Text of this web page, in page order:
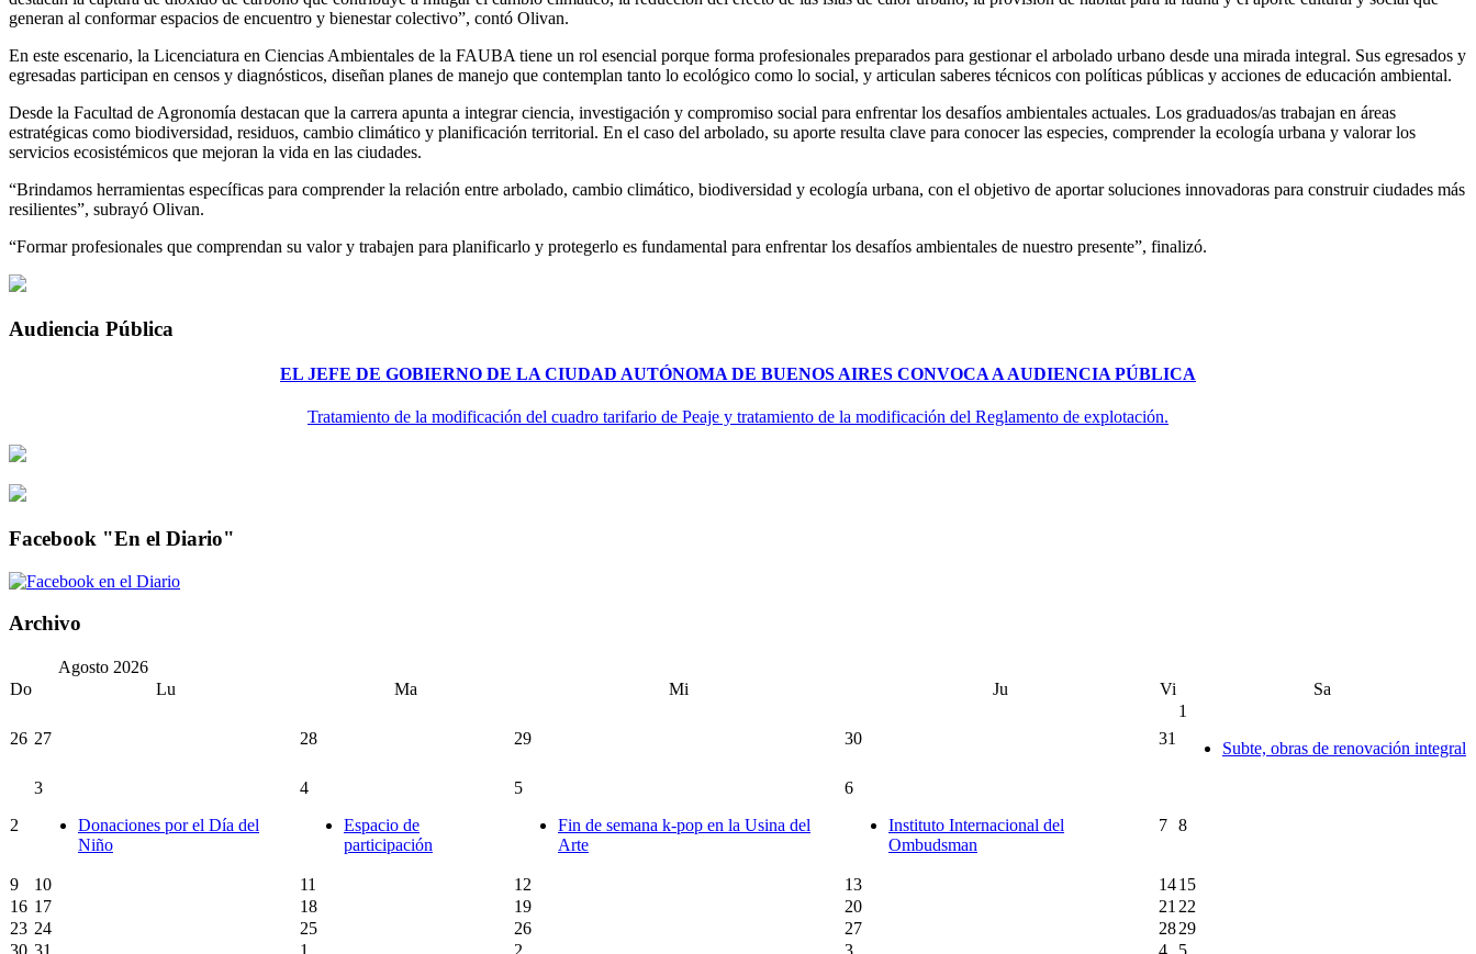
generan al conformar espacios de encuentro y bienestar colectivo”, contó Olivan.
En este escenario, la Licenciatura en Ciencias Ambientales de la FAUBA tiene un rol esencial porque forma profesionales preparados para gestionar el arbolado urbano desde una mirada integral. Sus egresados y
egresadas participan en censos y diagnósticos, diseñan planes de manejo que contemplan tanto lo ecológico como lo social, y articulan saberes técnicos con políticas públicas y acciones de educación ambiental.
Desde la Facultad de Agronomía destacan que la carrera apunta a integrar ciencia, investigación y compromiso social para enfrentar los desafíos ambientales actuales. Los graduados/as trabajan en áreas
estratégicas como biodiversidad, residuos, cambio climático y planificación territorial. En el caso del arbolado, su aporte resulta clave para conocer las especies, comprender la ecología urbana y valorar los
servicios ecosistémicos que mejoran la vida en las ciudades.
“Brindamos herramientas específicas para comprender la relación entre arbolado, cambio climático, biodiversidad y ecología urbana, con el objetivo de aportar soluciones innovadoras para construir ciudades más
resilientes”, subrayó Olivan.
“Formar profesionales que comprendan su valor y trabajen para planificarlo y protegerlo es fundamental para enfrentar los desafíos ambientales de nuestro presente”, finalizó.
Audiencia Pública
EL JEFE DE GOBIERNO DE LA CIUDAD AUTÓNOMA DE BUENOS AIRES CONVOCA A AUDIENCIA PÚBLICA
Tratamiento de la modificación del cuadro tarifario de Peaje y tratamiento de la modificación del Reglamento de explotación.
Facebook "En el Diario"
Archivo
Agosto 2026
Do
Lu Ma Mi Ju Vi Sa
26 27 28 29 30 31
1
Subte, obras de renovación integral
2
3
Donaciones por el Día del
Niño
4
Espacio de
participación
5
Fin de semana k-pop en la Usina del
Arte
6
Instituto Internacional del
Ombudsman
7 8
9 10 11 12 13 1415
16 17 18 19 20 21 22
23 24 25 26 27 2829
30 31 1 2 3 4 5